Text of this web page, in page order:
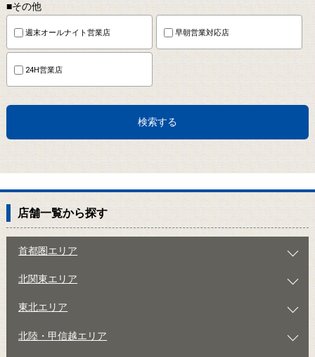
■その他
週末オールナイト営業店 早朝営業対応店
24H営業店
検索する
店舗一覧から探す
首都圏エリア
北関東エリア
東北エリア
北陸・甲信越エリア